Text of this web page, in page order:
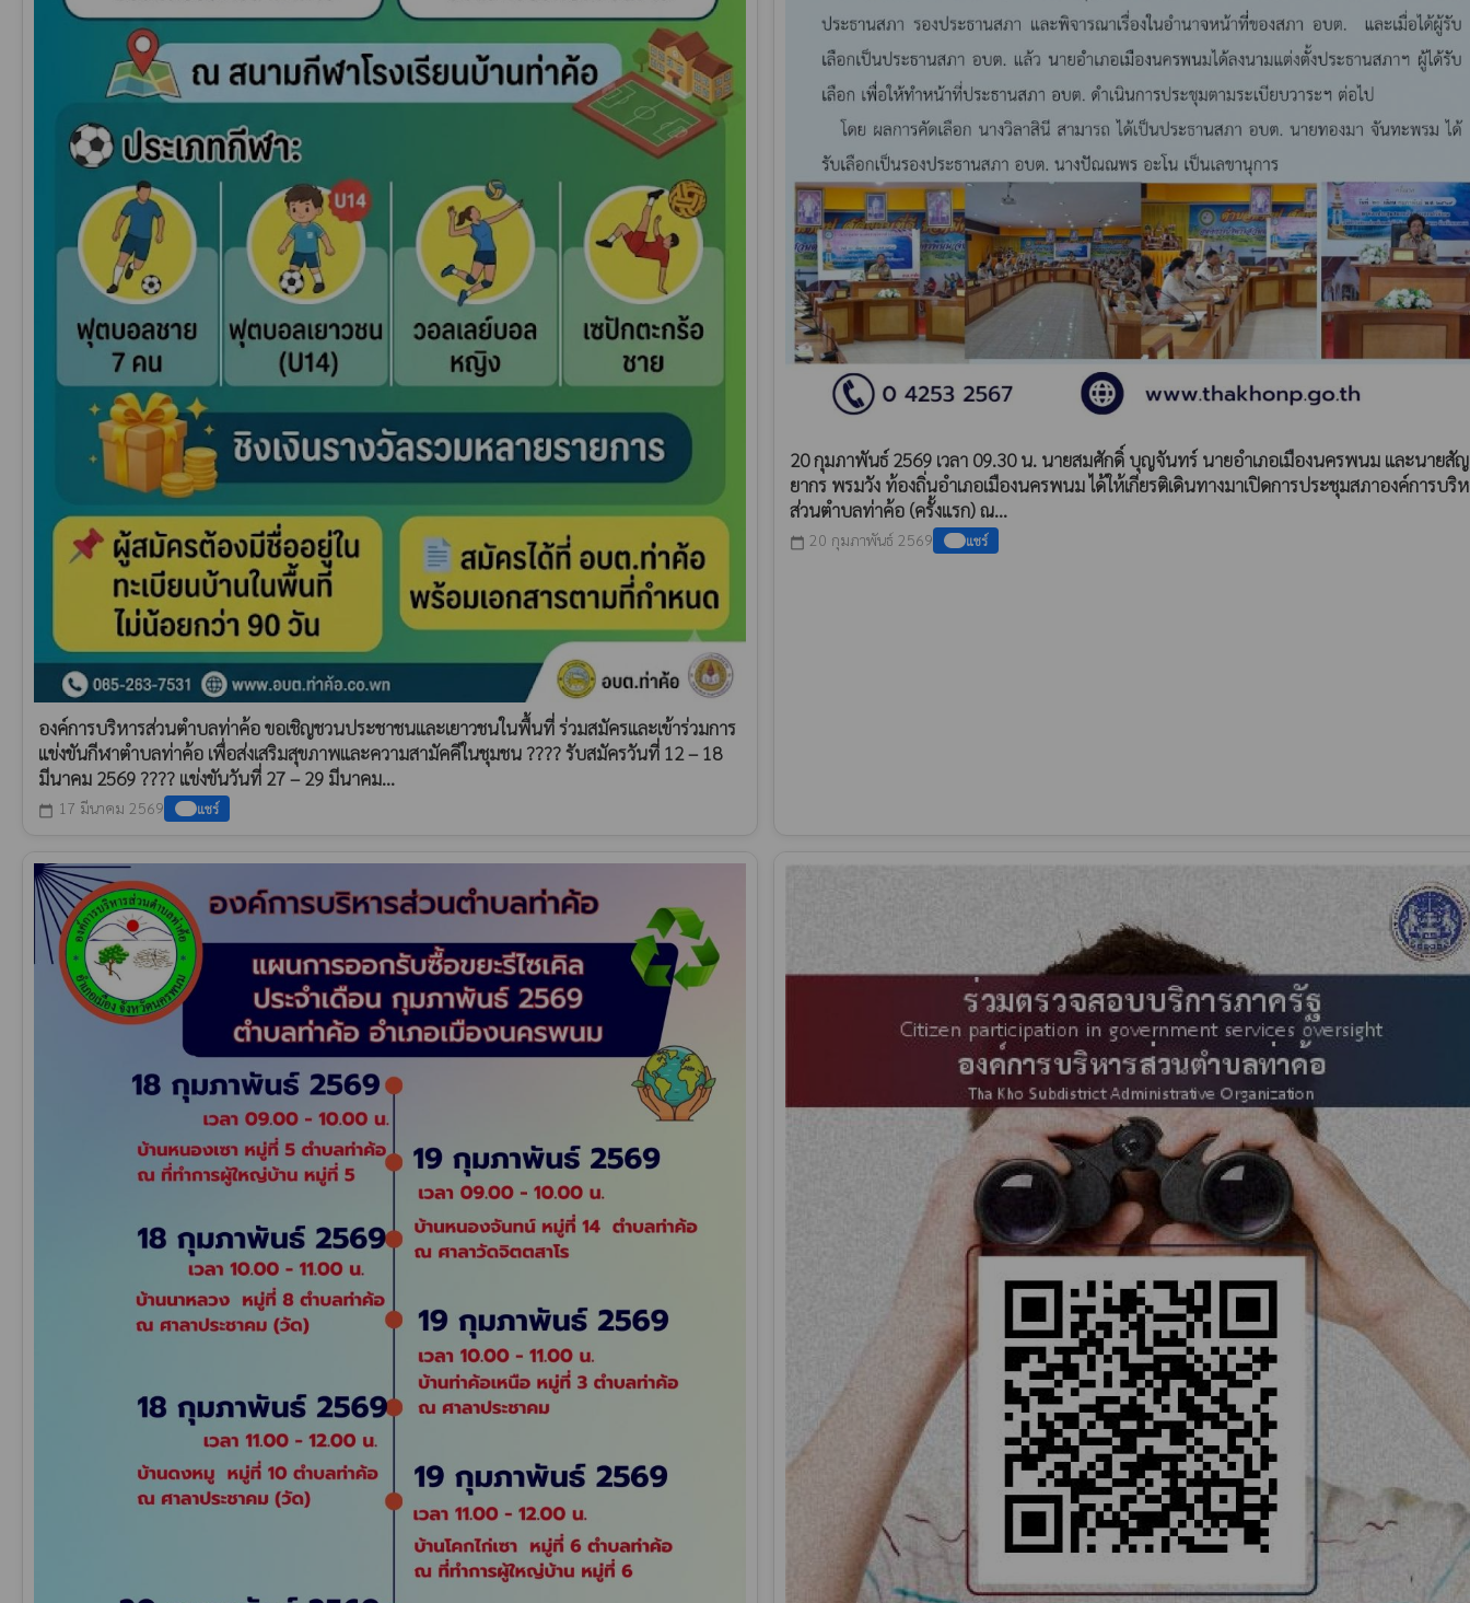
องค์การบริหารส่วนตำบลท่าค้อ ขอเชิญชวนประชาชนและเยาวชนในพื้นที่ ร่วมสมัครและเข้าร่วมการ
แข่งขันกีฬาตำบลท่าค้อ เพื่อส่งเสริมสุขภาพและความสามัคคีในชุมชน ???? รับสมัครวันที่ 12 – 18
มีนาคม 2569 ???? แข่งขันวันที่ 27 – 29 มีนาคม...
calendar_today 17 มีนาคม 2569 แชร์
20 กุมภาพันธ์ 2569 เวลา 09.30 น. นายสมศักดิ์ บุญจันทร์ นายอำเภอเมืองนครพนม และนายสั
ยากร พรมวัง ท้องถิ่นอำเภอเมืองนครพนม ได้ให้เกียรติเดินทางมาเปิดการประชุมสภาองค์การบริ
ส่วนตำบลท่าค้อ (ครั้งแรก) ณ...
calendar_today 20 กุมภาพันธ์ 2569 แชร์